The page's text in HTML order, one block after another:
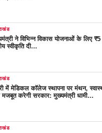
ने विभिन्न विकास योजनाओं के लिए
स्वीकृति दी…
में मेडिकल कॉलेज स्थापना पर मंथन,
करेगी सरकार: मुख्यमंत्री धामी…